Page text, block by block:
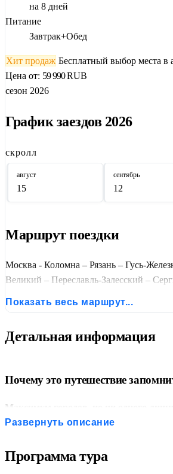
Вы подниметесь на Чкаловскую
гладью озера. Летом — теплоходная
на 8 дней
Питание
Завтрак+Обед
Хит продаж Бесплатный выбор места в
Цена от: 59 990RUB
сезон 2026
График заездов 2026
скролл
август
15
сентябрь
12
Маршрут поездки
Москва - Коломна – Рязань – Гусь-
Великий – Переславль-Залесский –
Показать весь маршрут...
Детальная информация
Почему это путешествие
Максимум городов, но ни одного
Касимов — единственный в своем роде.
Плёс ради закатов.Тех самых, ради
Вечера, которые хочется продлить.
Развернуть описание
Программа тура